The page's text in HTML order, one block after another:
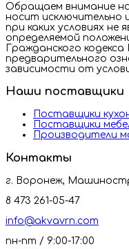
Обращаем внимание
носит исключительно
при каких условиях не
определяемой
Гражданского
предварительного
зависимости от
Наши поставщики
Поставщики
Поставщики
Производители
Контакты
г. Воронеж,
8 473 261-05-47
info@akvavrn.com
пн-пт / 9:00-17:00